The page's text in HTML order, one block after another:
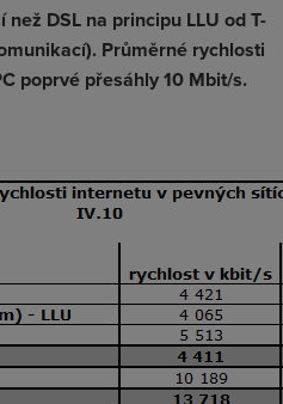
DSL na principu LLU od T-
Průměrné rychlosti
poprvé přesáhly 10 Mbit/s.